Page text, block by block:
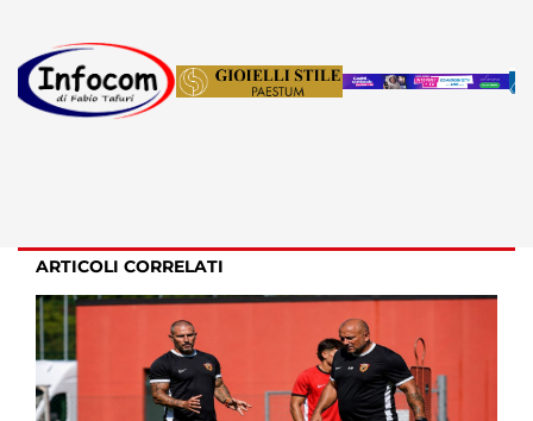
ARTICOLI CORRELATI